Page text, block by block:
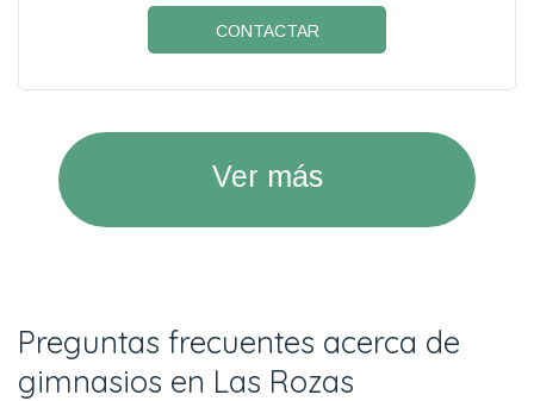
CONTACTAR
Ver más
Preguntas frecuentes acerca de
gimnasios en Las Rozas